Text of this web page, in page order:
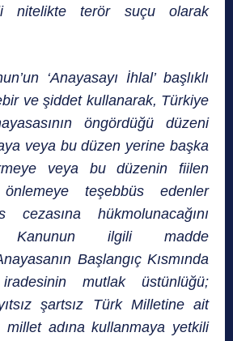
nitelikte terör suçu olarak
‘Anayasayı İhlal’ başlıklı
ve şiddet kullanarak, Türkiye
öngördüğü düzeni
veya bu düzen yerine başka
veya bu düzenin fiilen
önlemeye teşebbüs edenler
cezasına hükmolunacağını
Kanunun ilgili madde
Başlangıç Kısmında
mutlak üstünlüğü;
şartsız Türk Milletine ait
adına kullanmaya yetkili